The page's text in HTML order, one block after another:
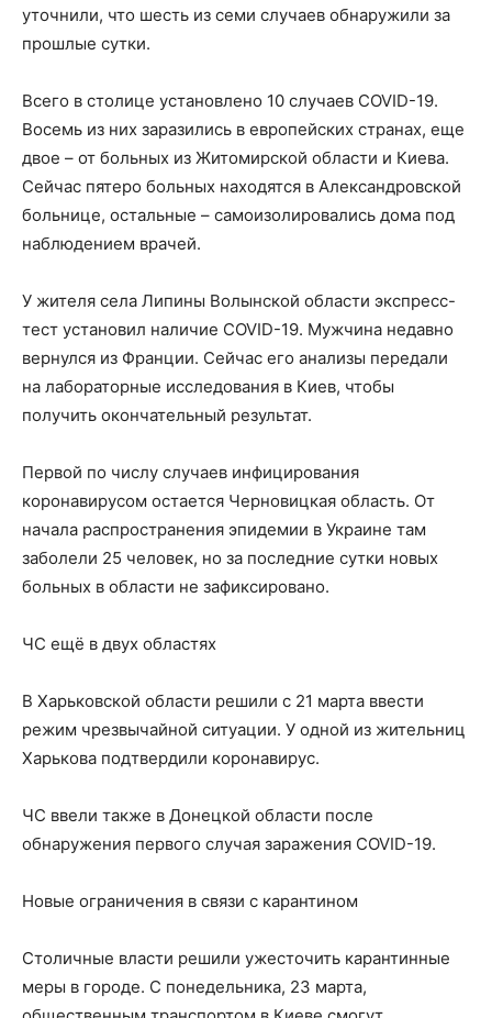
уточнили, что шесть из семи случаев обнаружили за
прошлые сутки.
Всего в столице установлено 10 случаев COVID-19.
Восемь из них заразились в европейских странах, еще
двое – от больных из Житомирской области и Киева.
Сейчас пятеро больных находятся в Александровской
больнице, остальные – самоизолировались дома под
наблюдением врачей.
У жителя села Липины Волынской области экспресс-
тест установил наличие COVID-19. Мужчина недавно
вернулся из Франции. Сейчас его анализы передали
на лабораторные исследования в Киев, чтобы
получить окончательный результат.
Первой по числу случаев инфицирования
коронавирусом остается Черновицкая область. От
начала распространения эпидемии в Украине там
заболели 25 человек, но за последние сутки новых
больных в области не зафиксировано.
ЧС ещё в двух областях
В Харьковской области решили с 21 марта ввести
режим чрезвычайной ситуации. У одной из жительниц
Харькова подтвердили коронавирус.
ЧС ввели также в Донецкой области после
обнаружения первого случая заражения COVID-19.
Новые ограничения в связи с карантином
Столичные власти решили ужесточить карантинные
меры в городе. С понедельника, 23 марта,